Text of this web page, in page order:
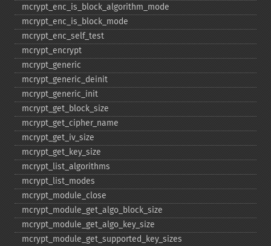
mcrypt_​enc_​is_​block_​algorithm_​mode
mcrypt_​enc_​is_​block_​mode
mcrypt_​enc_​self_​test
mcrypt_​encrypt
mcrypt_​generic
mcrypt_​generic_​deinit
mcrypt_​generic_​init
mcrypt_​get_​block_​size
mcrypt_​get_​cipher_​name
mcrypt_​get_​iv_​size
mcrypt_​get_​key_​size
mcrypt_​list_​algorithms
mcrypt_​list_​modes
mcrypt_​module_​close
mcrypt_​module_​get_​algo_​block_​size
mcrypt_​module_​get_​algo_​key_​size
mcrypt_​module_​get_​supported_​key_​sizes